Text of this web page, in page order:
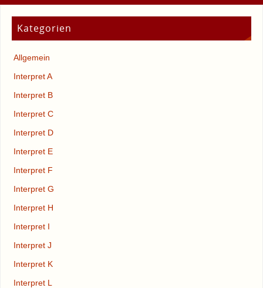
Kategorien
Allgemein
Interpret A
Interpret B
Interpret C
Interpret D
Interpret E
Interpret F
Interpret G
Interpret H
Interpret I
Interpret J
Interpret K
Interpret L